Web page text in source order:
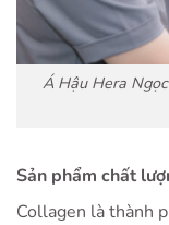
Á Hậu Hera
Sản phẩm chất
Collagen là thành